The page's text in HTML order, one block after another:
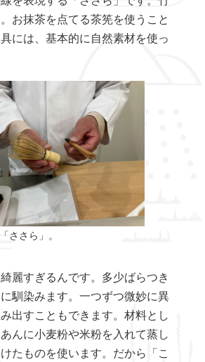
お抹茶を点てる茶筅を使うこと
には、基本的に自然素材を使っ
ささら」。
麗すぎるんです。多少ばらつき
馴染みます。一つずつ微妙に異
出すこともできます。材料とし
んに小麦粉や米粉を入れて蒸し
たものを使います。だから「こ